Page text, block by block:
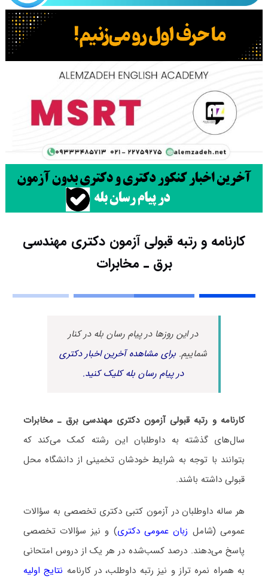
کارنامه و رتبه قبولی آزمون دکتری مهندسی
برق ـ ﻣﺨﺎﺑﺮات
در این روزها در پیام رسان بله در کنار
شماییم.برای مشاهده آخرین اخبار دکتری
در پیام رسان بله کلیک کنید.
کارنامه و رتبه قبولی آزمون دکتری مهندسی برق ـ ﻣﺨﺎﺑﺮات
سال‌های گذشته به داوطلبان این رشته کمک می‌کند که
بتوانند با توجه به شرایط خودشان تخمینی از دانشگاه محل
قبولی داشته باشند.
هر ساله داوطلبان در آزمون کتبی دکتری تخصصی به سؤالات
عمومی (شامل زبان عمومی دکتری) و نیز سؤالات تخصصی
پاسخ می‌دهند. درصد کسب‌شده در هر یک از دروس امتحانی
به همراه نمره تراز و نیز رتبه داوطلب، در کارنامه نتایج اولیه